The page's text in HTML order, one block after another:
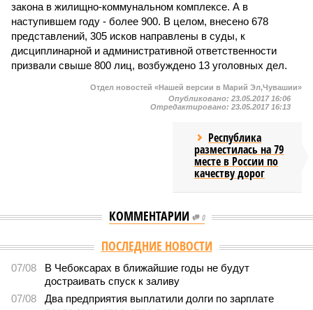
закона в жилищно-коммунальном комплексе. А в
наступившем году - более 900. В целом, внесено 678
представлений, 305 исков направлены в суды, к
дисциплинарной и административной ответственности
призвали свыше 800 лиц, возбуждено 13 уголовных дел.
Отдел новостей «Нашей версии в Марий Эл,Чувашии»
Опубликовано: 23.05.2017 16:06
Отредактировано: 23.05.2017 16:13
Республика
разместилась на 79
месте в России по
качеству дорог
КОММЕНТАРИИ 0
Версия //Общество //
В регионе учреждены удостоверения мастеров
Заткнуть за пояс